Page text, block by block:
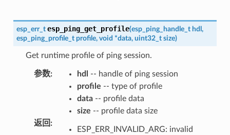
esp_err_t esp_ping_get_profile(esp_ping_handle_t hdl ,
esp_ping_profile_t profile, void *data, uint32_t size)
Get runtime profile of ping session.
参数: hdl
-- handle of ping session
profile -- type of profile
data-- profile data
size -- profile data size
返回 :
ESP_ERR_INVALID_ARG: invalid